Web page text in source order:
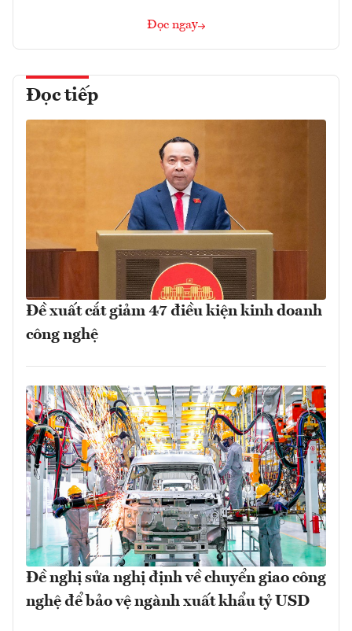
Đọc ngay
Đọc tiếp
Đề xuất cắt giảm 47 điều kiện kinh doanh
công nghệ
Đề nghị sửa nghị định về chuyển giao công
nghệ để bảo vệ ngành xuất khẩu tỷ USD